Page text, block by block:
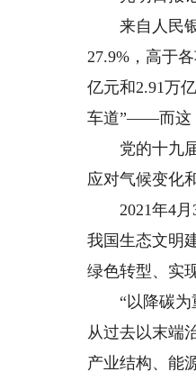
来自人民银
27.9%，高于
亿元和2.91万
车道”——而这
党的十九届
应对气候变化
2021年4月
我国生态文明
绿色转型、实
“以降碳为重
从过去以末端
产业结构、能